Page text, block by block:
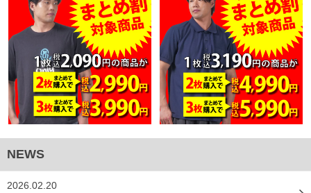
NEWS
2026.02.20